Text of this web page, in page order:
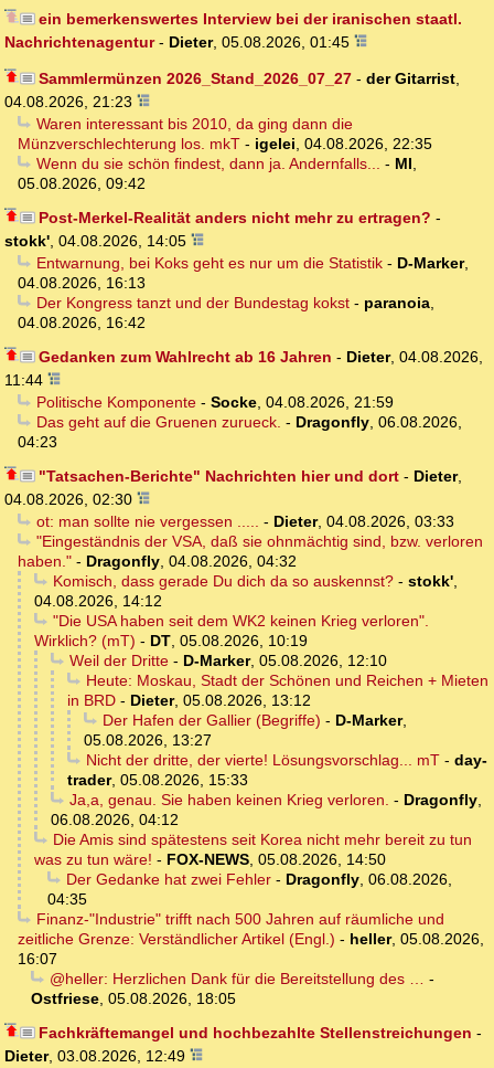
ein bemerkenswertes Interview bei der iranischen staatl.
Nachrichtenagentur- Dieter, 05.08.2026, 01:45
Sammlermünzen 2026_Stand_2026_07_27- der Gitarrist,
04.08.2026, 21:23
Waren interessant bis 2010, da ging dann die
Münzverschlechterung los. mkT - igelei, 04.08.2026, 22:35
Wenn du sie schön findest, dann ja. Andernfalls... - MI,
05.08.2026, 09:42
Post-Merkel-Realität anders nicht mehr zu ertragen? -
stokk', 04.08.2026, 14:05
Entwarnung, bei Koks geht es nur um die Statistik- D-Marker,
04.08.2026, 16:13
Der Kongress tanzt und der Bundestag kokst- paranoia,
04.08.2026, 16:42
Gedanken zum Wahlrecht ab 16 Jahren - Dieter, 04.08.2026,
11:44
Politische Komponente- Socke, 04.08.2026, 21:59
Das geht auf die Gruenen zurueck. - Dragonfly, 06.08.2026,
04:23
"Tatsachen-Berichte" Nachrichten hier und dort- Dieter,
04.08.2026, 02:30
ot: man sollte nie vergessen ..... - Dieter, 04.08.2026, 03:33
"Eingeständnis der VSA, daß sie ohnmächtig sind, bzw. verloren
haben." - Dragonfly, 04.08.2026, 04:32
Komisch, dass gerade Du dich da so auskennst?- stokk',
04.08.2026, 14:12
"Die USA haben seit dem WK2 keinen Krieg verloren".
Wirklich? (mT) - DT, 05.08.2026, 10:19
Weil der Dritte- D-Marker, 05.08.2026, 12:10
Heute: Moskau, Stadt der Schönen und Reichen + Mieten
in BRD - Dieter, 05.08.2026, 13:12
Der Hafen der Gallier (Begriffe) - D-Marker,
05.08.2026, 13:27
Nicht der dritte, der vierte! Lösungsvorschlag... mT- day-
trader, 05.08.2026, 15:33
Ja,a, genau. Sie haben keinen Krieg verloren. - Dragonfly,
06.08.2026, 04:12
Die Amis sind spätestens seit Korea nicht mehr bereit zu tun
was zu tun wäre! - FOX-NEWS, 05.08.2026, 14:50
Der Gedanke hat zwei Fehler- Dragonfly, 06.08.2026,
04:35
Finanz-"Industrie" trifft nach 500 Jahren auf räumliche und
zeitliche Grenze: Verständlicher Artikel (Engl.) - heller, 05.08.2026,
16:07
@heller: Herzlichen Dank für die Bereitstellung des … -
Ostfriese, 05.08.2026, 18:05
Fachkräftemangel und hochbezahlte Stellenstreichungen -
Dieter, 03.08.2026, 12:49